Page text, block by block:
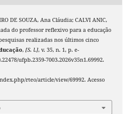
DE SOUZA, Ana Cláudia; CALVI ANIC,
do professor reflexivo para a educação
realizadas nos últimos cinco
, [S. l.], v. 35, n. 1, p. e-
ufpb.2359-7003.2026v35n1.69992.
rteo/article/view/69992. Acesso